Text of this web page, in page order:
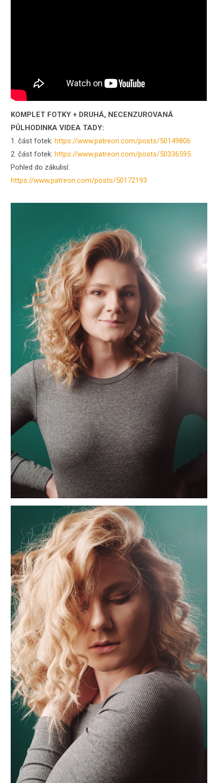
KOMPLET FOTKY + DRUHÁ, NECENZUROVANÁ
PŮLHODINKA VIDEA TADY:
1. část fotek:https://www.patreon.com/posts/50149806
2. část fotek:https://www.patreon.com/posts/50336595
Pohled do zákulisí:
https://www.patreon.com/posts/50172193